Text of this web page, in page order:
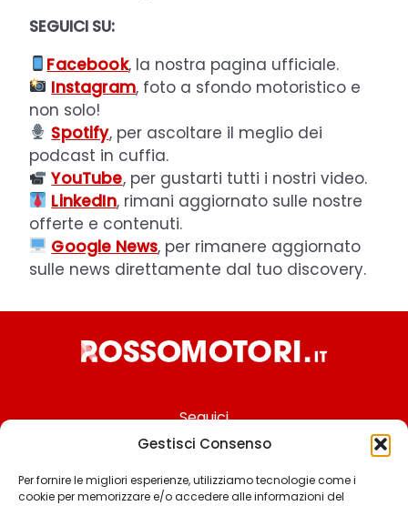
Gestisci Consenso
Per fornire le migliori esperienze, utilizziamo tecnologie come i
cookie per memorizzare e/o accedere alle informazioni del
SEGUICI SU:
Facebook, la nostra pagina ufficiale.
Instagram, foto a sfondo motoristico e
non solo!
Spotify, per ascoltare il meglio dei
podcast in cuffia.
YouTube, per gustarti tutti i nostri video.
LinkedIn, rimani aggiornato sulle nostre
offerte e contenuti.
Google News, per rimanere aggiornato
sulle news direttamente dal tuo discovery.
Seguici